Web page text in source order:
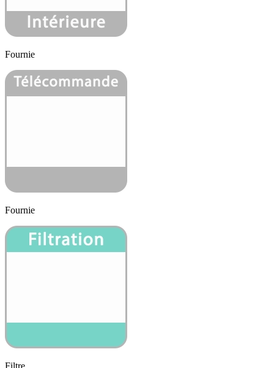
Fournie
Fournie
Filtre